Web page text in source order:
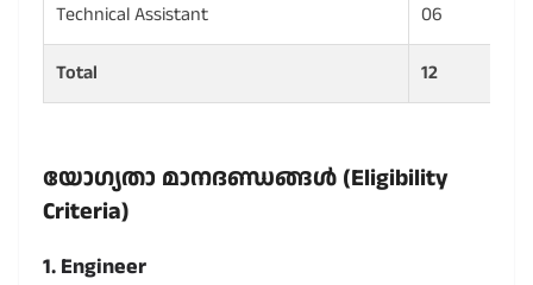
Technical Assistant 06
Total 12
യോഗ്യതാ മാനദണ്ഡങ്ങൾ (Eligibility
Criteria)
1. Engineer